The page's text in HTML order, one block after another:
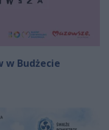
w Budżecie